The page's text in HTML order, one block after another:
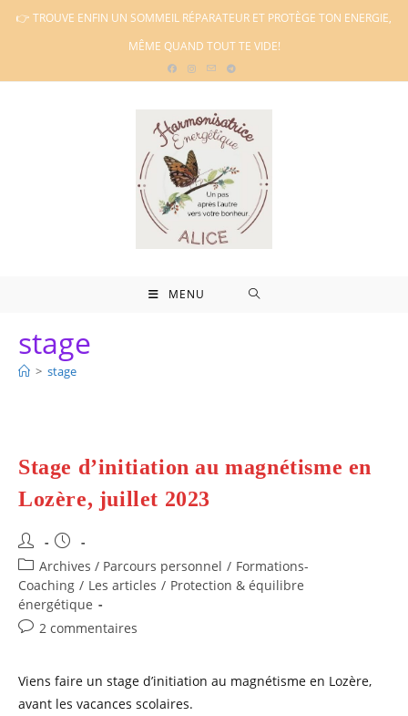
Skip👉 TROUVE ENFIN UN SOMMEIL RÉPARATEUR ET PROTÈGE TON ENERGIE,
MÊME QUAND TOUT TE VIDE!
MENU
stage
> stage
Stage d’initiation au magnétisme en
Lozère, juillet 2023
Auteur/autrice
de
la
publication :
Publication
publiée :
Post
category:
Archives / Parcours personnel / Formations-
Coaching / Les articles / Protection & équilibre
énergétique
Commentaires
publication :
2 commentaires
Viens faire un stage d’initiation au magnétisme en Lozère,
avant les vacances scolaires.